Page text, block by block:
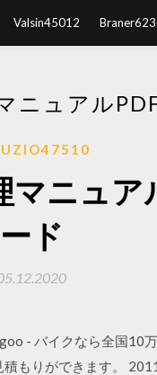
Valsin45012
ニュアル
ニュア
ード
- バイクなら全国10
もりができます。